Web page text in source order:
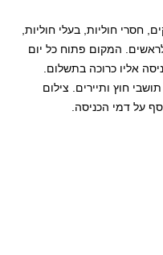
יונקים, חסרי חוליות, בעלי חוליות,
המקום פתוח כל יום
שני והכניסה אליו כרוכה בתשלום.
חוץ ותיירים. צילום
על דמי הכניסה.